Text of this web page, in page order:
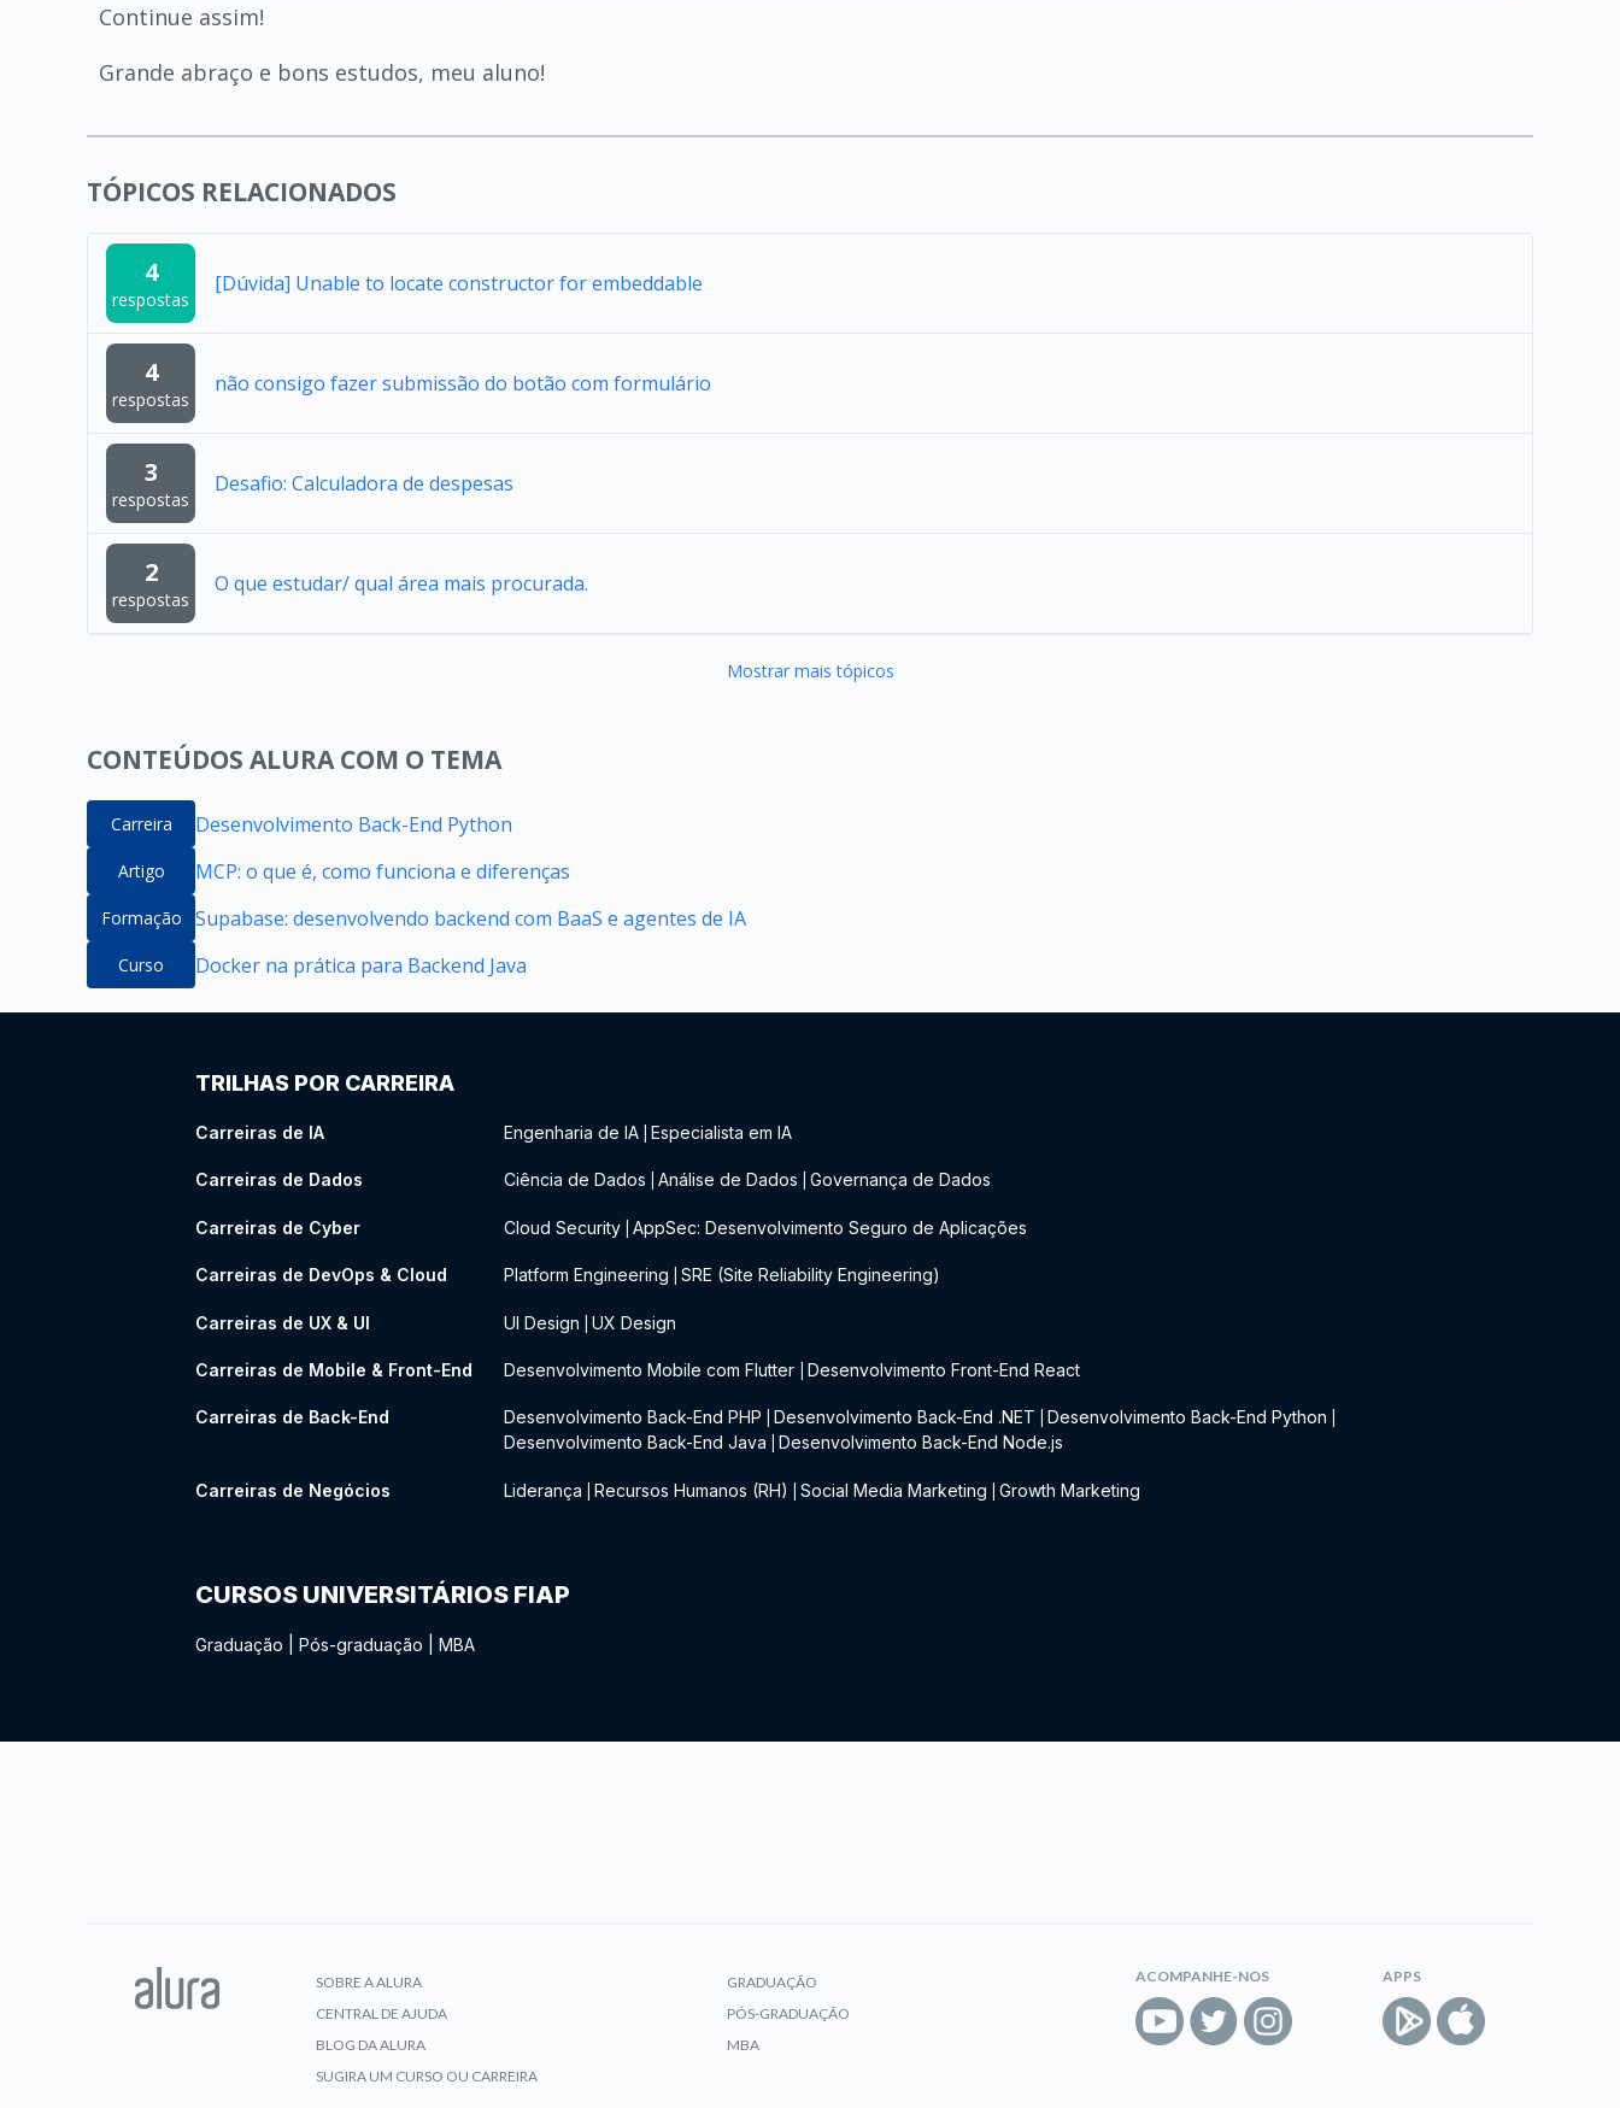
Continue assim!
Grande abraço e bons estudos, meu aluno!
TÓPICOS RELACIONADOS
4
respostas
[Dúvida] Unable to locate constructor for embeddable
4
respostas
não consigo fazer submissão do botão com formulário
3
respostas
Desafio: Calculadora de despesas
2
respostas
O que estudar/ qual área mais procurada.
Mostrar mais tópicos
CONTEÚDOS ALURA COM O TEMA
Carreira Desenvolvimento Back-End Python
Artigo MCP: o que é, como funciona e diferenças
Formação Supabase: desenvolvendo backend com BaaS e agentes de IA
Curso Docker na prática para Backend Java
TRILHAS POR CARREIRA
Carreiras de IA Engenharia de IA Especialista em IA
Carreiras de Dados Ciência de Dados Análise de Dados Governança de Dados
Carreiras de Cyber Cloud Security AppSec: Desenvolvimento Seguro de Aplicações
Carreiras de DevOps & Cloud Platform Engineering SRE (Site Reliability Engineering)
Carreiras de UX & UI UI Design UX Design
Carreiras de Mobile & Front-End Desenvolvimento Mobile com Flutter Desenvolvimento Front-End React
Carreiras de Back-End Desenvolvimento Back-End PHP Desenvolvimento Back-End .NET Desenvolvimento Back-End Python
Desenvolvimento Back-End Java Desenvolvimento Back-End Node.js
Carreiras de Negócios Liderança Recursos Humanos (RH) Social Media Marketing Growth Marketing
CURSOS UNIVERSITÁRIOS FIAP
Graduação Pós-graduação MBA
SOBRE A ALURA
CENTRAL DE AJUDA
BLOG DA ALURA
SUGIRA UM CURSO OU CARREIRA
GRADUAÇÃO
PÓS-GRADUAÇÃO
MBA
ACOMPANHE-NOS APPS